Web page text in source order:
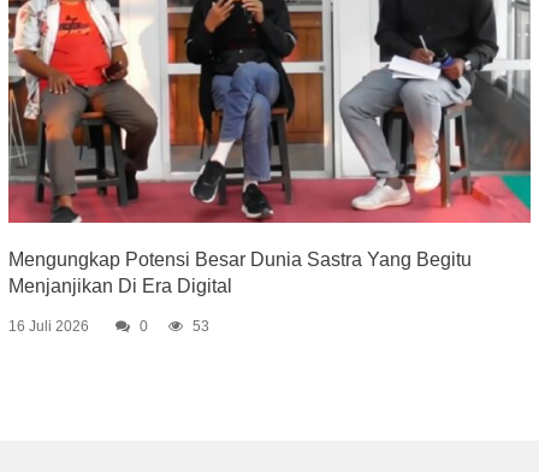
Mengungkap Potensi Besar Dunia Sastra Yang Begitu
Menjanjikan Di Era Digital
16 Juli 2026 0 53